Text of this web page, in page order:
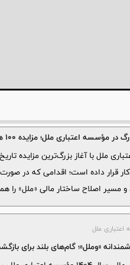
ملل؛ مزایده ۱۰۰ همتی، گام نخست برای ترمیم ترازنامه
ملل با آغاز بزرگ‌ترین مزایده
قرار داده است؛ اقدامی که در
اصلاح ساختار مالی «ملل» را
اعتباری ملل
«وملل»؛ گام‌های بلند برای